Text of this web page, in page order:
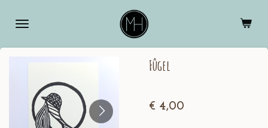
direct
naar
hoofdinhoud
Fûgel
€ 4,00